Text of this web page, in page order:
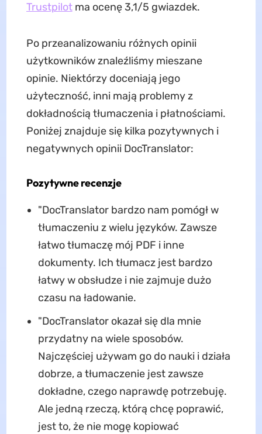
Trustpilotma ocenę 3,1/5 gwiazdek.
Po przeanalizowaniu różnych opinii
użytkowników znaleźliśmy mieszane
opinie. Niektórzy doceniają jego
użyteczność, inni mają problemy z
dokładnością tłumaczenia i płatnościami.
Poniżej znajduje się kilka pozytywnych i
negatywnych opinii DocTranslator:
Pozytywne recenzje
"DocTranslator bardzo nam pomógł w
tłumaczeniu z wielu języków. Zawsze
łatwo tłumaczę mój PDF i inne
dokumenty. Ich tłumacz jest bardzo
łatwy w obsłudze i nie zajmuje dużo
czasu na ładowanie.
"DocTranslator okazał się dla mnie
przydatny na wiele sposobów.
Najczęściej używam go do nauki i działa
dobrze, a tłumaczenie jest zawsze
dokładne, czego naprawdę potrzebuję.
Ale jedną rzeczą, którą chcę poprawić,
jest to, że nie mogę kopiować